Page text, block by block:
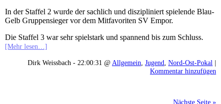
In der Staffel 2 wurde der sachlich und diszipliniert spielende Blau-
Gelb Gruppensieger vor dem Mitfavoriten SV Empor.
Die Staffel 3 war sehr spielstark und spannend bis zum Schluss.
[Mehr lesen…]
Dirk Weissbach - 22:00:31 @Allgemein, Jugend, Nord-Ost-Pokal |
Kommentar hinzufügen
Nächste Seite »